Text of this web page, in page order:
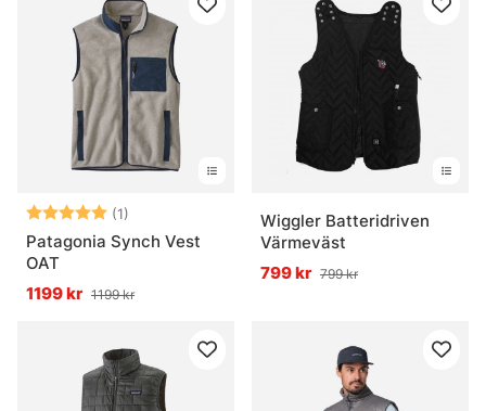
Betyg: (1)
5.0 utav 5 stjärnor
Patagonia Synch Vest
OAT
1199 kr 1199 kr
Wiggler Batteridriven
Värmeväst
799 kr 799 kr